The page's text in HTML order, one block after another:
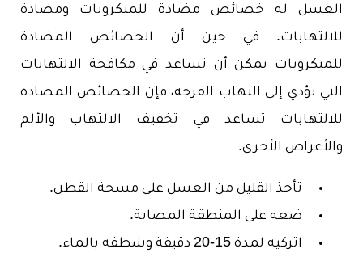
العسل له خصائص مضادة للميكروبات ومضادة
للالتهابات. في حين أن الخصائص المضادة
للميكروبات يمكن أن تساعد في مكافحة الالتهابات
التي تؤدي إلى التهاب القرحة، فإن الخصائص المضادة
للالتهابات تساعد في تخفيف الالتهاب والألم
والأعراض الأخرى.
تأخذ القليل من العسل على مسحة القطن.
ضعه على المنطقة المصابة.
اتركيه لمدة 15-20 دقيقة وشطفه بالماء.